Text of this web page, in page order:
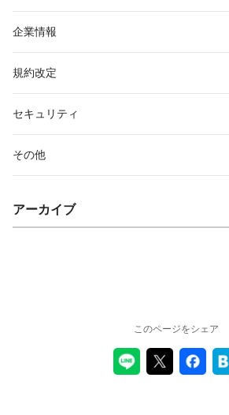
企業情報
規約改定
セキュリティ
その他
アーカイブ
このページをシェア